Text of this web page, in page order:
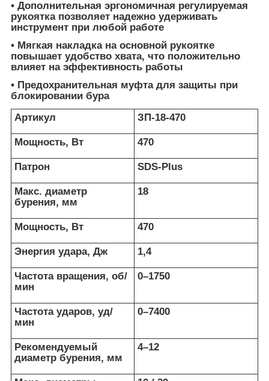
• Дополнительная эргономичная регулируемая
рукоятка позволяет надежно удерживать
инструмент при любой работе
• Мягкая накладка на основной рукоятке
повышает удобство хвата, что положительно
влияет на эффективность работы
• Предохранительная муфта для защиты при
блокировании бура
Артикул
ЗП-18-470
Мощность, Вт 470
Патрон SDS-Plus
Макс. диаметр
бурения, мм
18
Мощность, Вт 470
Энергия удара, Дж 1,4
Частота вращения, об/
мин
0–1750
Частота ударов, уд/
мин
0–7400
Рекомендуемый
диаметр бурения, мм
4–12